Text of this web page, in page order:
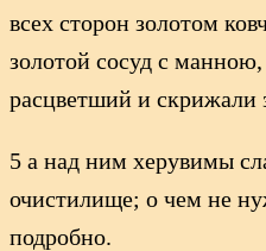
всех сторон золотом
золотой сосуд с
расцветший и скрижали
5 а над ним херувимы
очистилище; о чем не
подробно.